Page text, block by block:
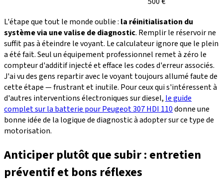
L'étape que tout le monde oublie : la réinitialisation du
système via une valise de diagnostic. Remplir le réservoir ne
suffit pas à éteindre le voyant. Le calculateur ignore que le plein
a été fait. Seul un équipement professionnel remet à zéro le
compteur d'additif injecté et efface les codes d'erreur associés.
J'ai vu des gens repartir avec le voyant toujours allumé faute de
cette étape — frustrant et inutile. Pour ceux qui s'intéressent à
d'autres interventions électroniques sur diesel, le guide
complet sur la batterie pour Peugeot 307 HDI 110donne une
bonne idée de la logique de diagnostic à adopter sur ce type de
motorisation.
Anticiper plutôt que subir : entretien
préventif et bons réflexes